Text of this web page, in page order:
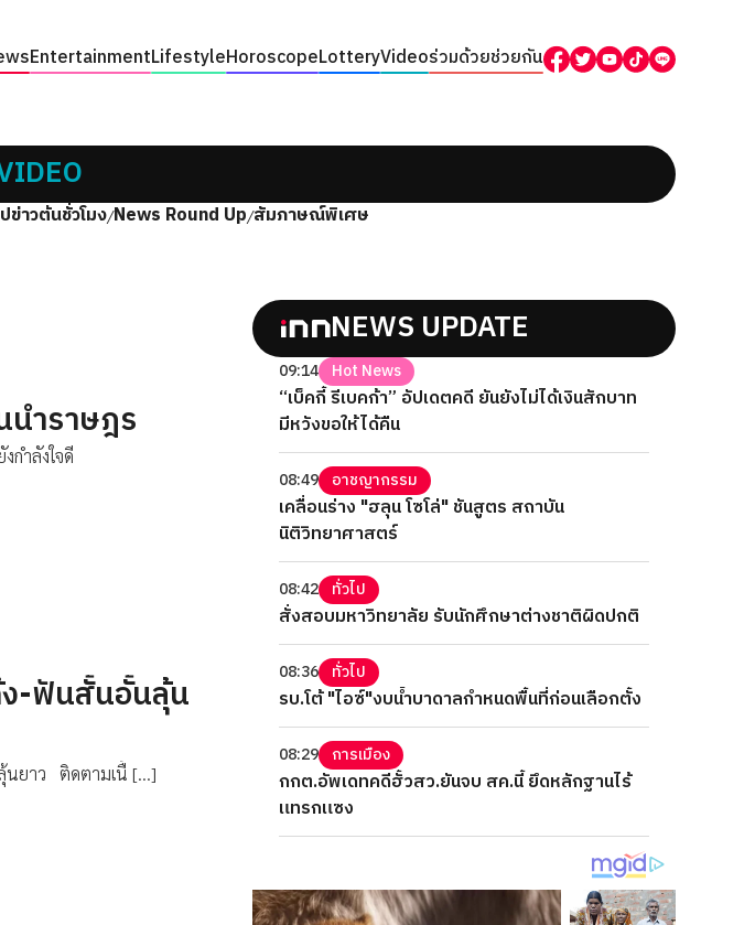
EntertainmentLifestyleHoroscopeLotteryVideoร่วมด้วยช่วยกัน
ข่าวต้นชั่วโมง/News Round Up/สัมภาษณ์พิเศษ
นำราษฎร
กำลังใจดี
ง-ฟันสั้นอั้นลุ้น
นยาว ติดตามเนื้ […]
NEWS UPDATE
09:14 Hot News
“เบ็คกี้ รีเบคก้า” อัปเดตคดี ยันยังไม่ได้เงินสักบาท
มีหวังขอให้ได้คืน
08:49 อาชญากรรม
เคลื่อนร่าง "ฮลุน โซโล่" ชันสูตร สถาบัน
นิติวิทยาศาสตร์
08:42 ทั่วไป
สั่งสอบมหาวิทยาลัย รับนักศึกษาต่างชาติผิดปกติ
08:36 ทั่วไป
รบ.โต้ "ไอซ์"งบน้ำบาดาลกำหนดพื้นที่ก่อนเลือกตั้ง
08:29 การเมือง
กกต.อัพเดทคดีฮั้วสว.ยันจบ สค.นี้ ยึดหลักฐานไร้
แทรกแซง